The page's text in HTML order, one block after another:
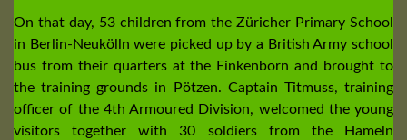
On that day, 53 children from the Züricher Primary School
in Berlin-Neukölln were picked up by a British Army school
bus from their quarters at the Finkenborn and brought to
the training grounds in Pötzen. Captain Titmuss, training
officer of the 4th Armoured Division, welcomed the young
visitors together with 30 soldiers from the Hameln